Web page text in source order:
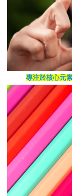
專注於核心元